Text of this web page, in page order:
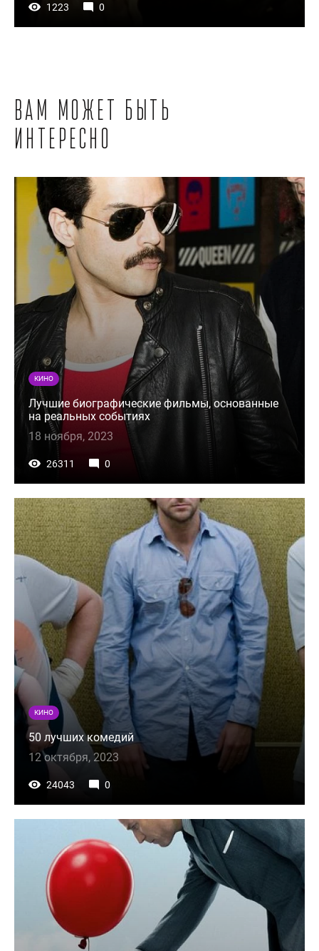
1223 0
Вам может быть
интересно
КИНО
Лучшие биографические фильмы, основанные
на реальных событиях
18 ноября, 2023
26311 0
КИНО
50 лучших комедий
12 октября, 2023
24043 0